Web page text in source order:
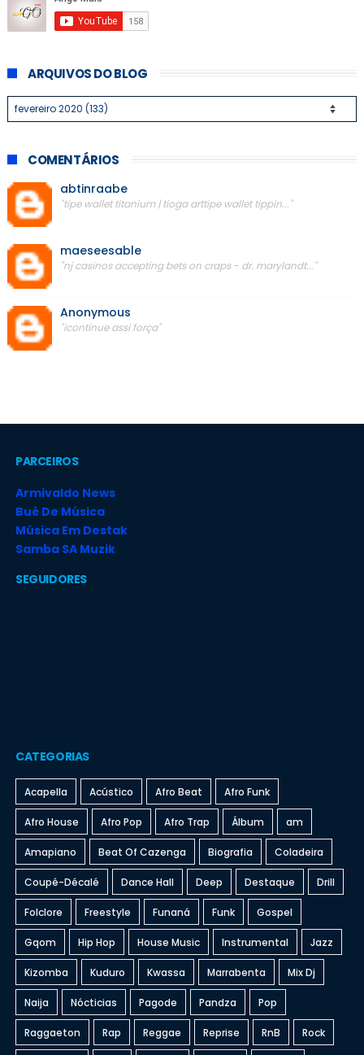
ARQUIVOS DO BLOG
COMENTÁRIOS
abtinraabe
"tipe wallet titanium | tioga arttipe wallet tippin..."
maeseesable
"nj casinos accepting bets on craps - dr. marylandt..."
Anonymous
"icontinue assi força"
PARCEIROS
Armivaldo News
Bué De Música
Música Em Destak
Samba SA Muzik
SEGUIDORES
CATEGORIAS
Acapella Acústico Afro Beat Afro Funk
Afro House Afro Pop Afro Trap Álbum am
Amapiano Beat Of Cazenga Biografia Coladeira
Coupé-Décalé Dance Hall Deep Destaque Drill
Folclore Freestyle Funaná Funk Gospel
Gqom Hip Hop House Music Instrumental Jazz
Kizomba Kuduro Kwassa Marrabenta Mix Dj
Naija Nócticias Pagode Pandza Pop
Raggaeton Rap Reggae Reprise RnB Rock